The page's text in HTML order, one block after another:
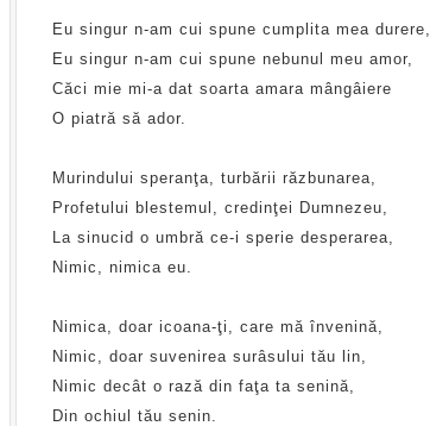
Eu singur n-am cui spune cumplita mea durere,
Eu singur n-am cui spune nebunul meu amor,
Căci mie mi-a dat soarta amara mângâiere
O piatră să ador.
Murindului speranţa, turbării răzbunarea,
Profetului blestemul, credinţei Dumnezeu,
La sinucid o umbră ce-i sperie desperarea,
Nimic, nimica eu.
Nimica, doar icoana-ţi, care mă învenină,
Nimic, doar suvenirea surâsului tău lin,
Nimic decât o rază din faţa ta senină,
Din ochiul tău senin.